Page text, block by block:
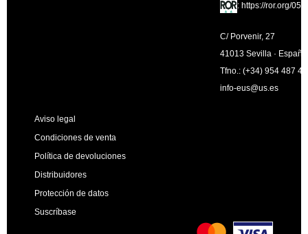
: https://ror.org/
C/ Porvenir, 27
41013 Sevilla · España
Tfno.: (+34) 954 487
info-eus@us.es
Aviso legal
Condiciones de venta
Política de devoluciones
Distribuidores
Protección de datos
Suscríbase